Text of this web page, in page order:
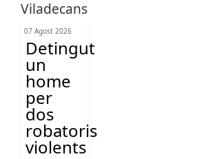
07 Agost 2026
Detingut
un
home
per
dos
robatoris
violents